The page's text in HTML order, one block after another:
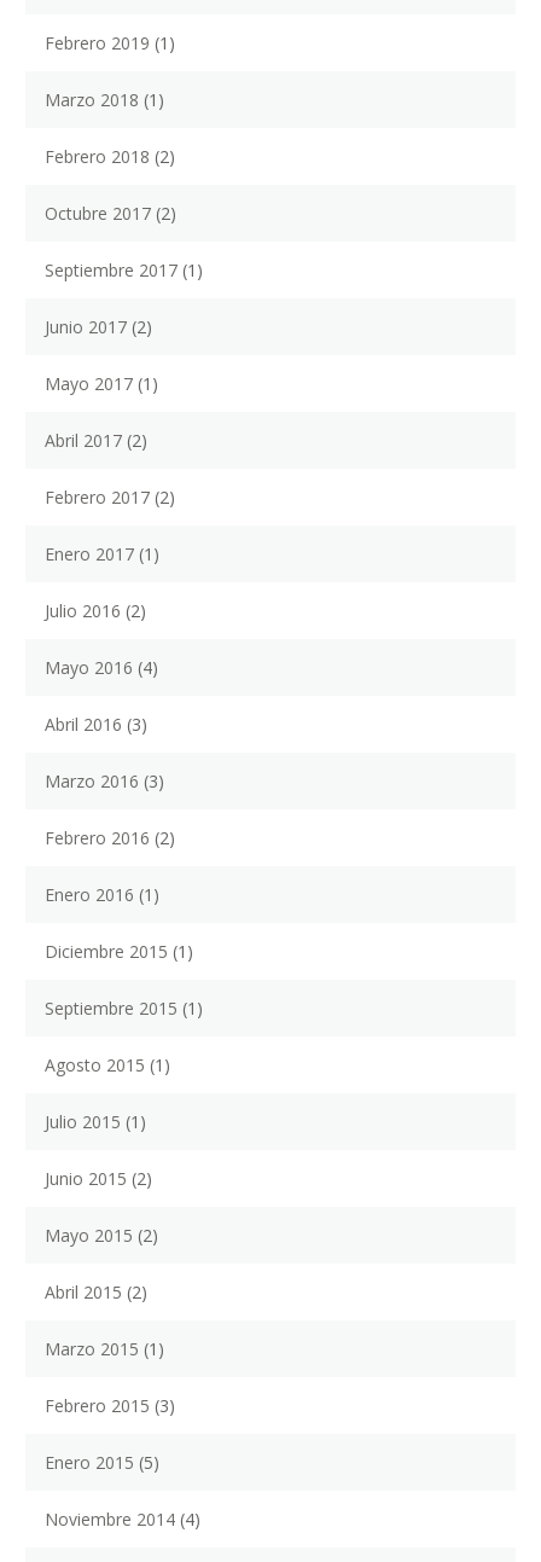
Febrero 2019 (1)
Marzo 2018 (1)
Febrero 2018 (2)
Octubre 2017 (2)
Septiembre 2017 (1)
Junio 2017 (2)
Mayo 2017 (1)
Abril 2017 (2)
Febrero 2017 (2)
Enero 2017 (1)
Julio 2016 (2)
Mayo 2016 (4)
Abril 2016 (3)
Marzo 2016 (3)
Febrero 2016 (2)
Enero 2016 (1)
Diciembre 2015 (1)
Septiembre 2015 (1)
Agosto 2015 (1)
Julio 2015 (1)
Junio 2015 (2)
Mayo 2015 (2)
Abril 2015 (2)
Marzo 2015 (1)
Febrero 2015 (3)
Enero 2015 (5)
Noviembre 2014 (4)